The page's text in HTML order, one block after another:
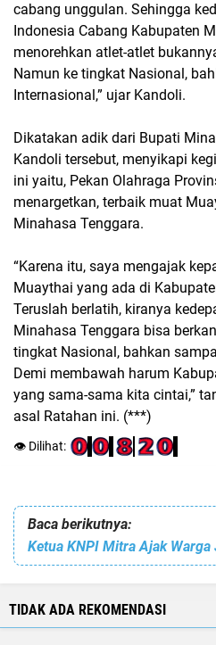
cabang unggulan. Sehingga
Indonesia Cabang Kabupaten
menorehkan atlet-atlet
Namun ke tingkat Nasional,
Internasional,” ujar Kandoli.
Dikatakan adik dari Bupati
Kandoli tersebut, menyikapi
ini yaitu, Pekan Olahraga
menargetkan, terbaik muat
Minahasa Tenggara.
“Karena itu, saya mengajak
Muaythai yang ada di
Teruslah berlatih, kiranya
Minahasa Tenggara bisa
tingkat Nasional, bahkan
Demi membawah harum
yang sama-sama kita cintai,”
asal Ratahan ini. (***)
👁️ Dilihat:
Baca berikutnya:
TIDAK ADA REKOMENDASI